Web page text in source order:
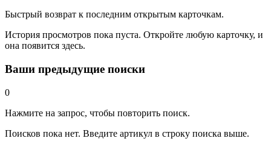
Быстрый возврат к последним открытым карточкам.
История просмотров пока пуста. Откройте любую карточку, и
она появится здесь.
Ваши предыдущие поиски
0
Нажмите на запрос, чтобы повторить поиск.
Поисков пока нет. Введите артикул в строку поиска выше.